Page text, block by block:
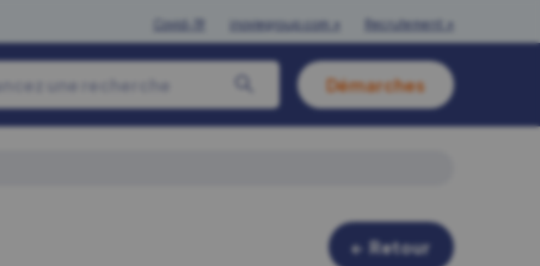
Covid-19 inoviegroup.com ↗ Recrutement ↗
Démarches
← Retour